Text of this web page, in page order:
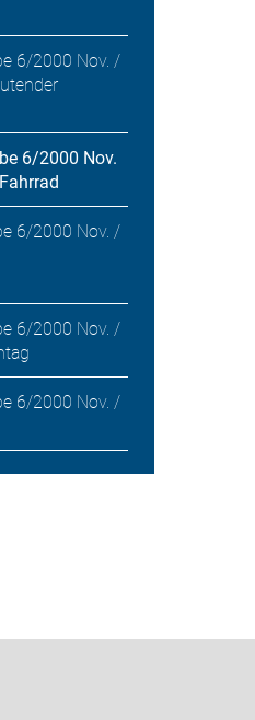
6/2000 Nov. /
6/2000 Nov.
6/2000 Nov. /
6/2000 Nov. /
6/2000 Nov. /